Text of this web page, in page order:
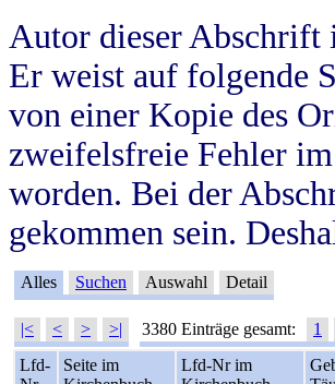
Autor dieser Abschrift
Er weist auf folgende
von einer Kopie des
zweifelsfreie Fehler
worden. Bei der
gekommen sein.
Alles Suchen Auswahl Detail
|< < > >| 3380 Einträge gesamt: 1
Lfd-
Seite im
Lfd-Nr im